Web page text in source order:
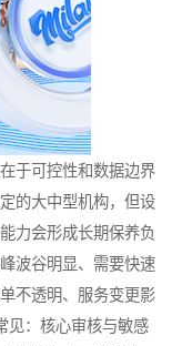
于可控性和数据边界
的大中型机构，但设
力会形成长期保养负
波谷明显、需要快速
不透明、服务变更影
见：核心审核与敏感